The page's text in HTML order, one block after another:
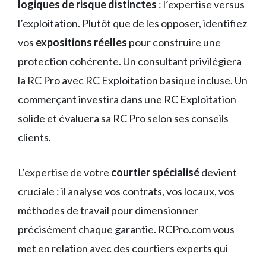
logiques de risque distinctes : l’expertise versus
l’exploitation. Plutôt que de les opposer, identifiez
vos expositions réelles pour construire une
protection cohérente. Un consultant privilégiera
la RC Pro avec RC Exploitation basique incluse. Un
commerçant investira dans une RC Exploitation
solide et évaluera sa RC Pro selon ses conseils
clients.
L’expertise de votre courtier spécialisédevient
cruciale : il analyse vos contrats, vos locaux, vos
méthodes de travail pour dimensionner
précisément chaque garantie. RCPro.com vous
met en relation avec des courtiers experts qui